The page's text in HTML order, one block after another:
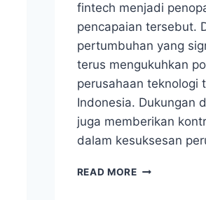
fintech menjadi
pencapaian tersebut.
pertumbuhan yang
terus mengukuhkan
perusahaan teknologi
Indonesia. Dukungan
juga memberikan
dalam kesuksesan
READ MOREGOTO